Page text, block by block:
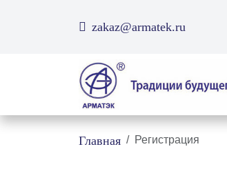
zakaz@armatek.ru
Главная Регистрация